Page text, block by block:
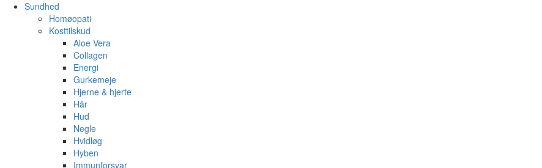
Sundhed
Homøopati
Kosttilskud
Aloe Vera
Collagen
Energi
Gurkemeje
Hjerne & hjerte
Hår
Hud
Negle
Hvidløg
Hyben
Immunforsvar